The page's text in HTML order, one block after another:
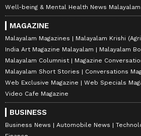
Well-being & Mental Health News Malayalam
MAGAZINE
Malayalam Magazines
Malayalam Krishi
India Art Magazine Malayalam
Malayalam
Malayalam Columnist
Magazine
Malayalam Short Stories
Conversations
Web Exclusive Magazine
Web Specials
Video Cafe Magazine
BUSINESS
Business News Automobile News